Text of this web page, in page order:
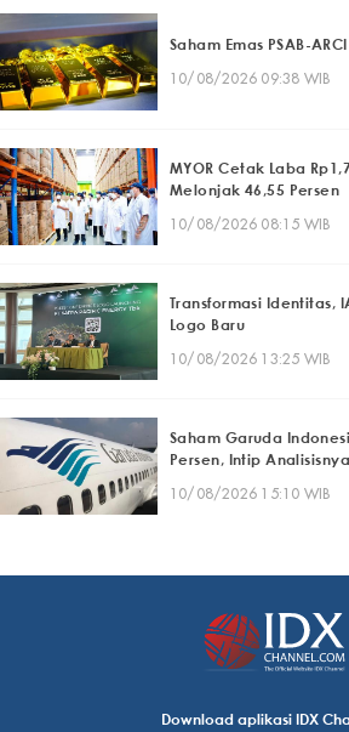
Saham Emas PSAB-
10/08/2026 09:38 WIB
MYOR Cetak Laba
Melonjak 46,55 Persen
10/08/2026 08:15 WIB
Transformasi Identitas,
Logo Baru
10/08/2026 13:25 WIB
Saham Garuda
Persen, Intip Analisisnya
10/08/2026 15:10 WIB
Download aplikasi IDX